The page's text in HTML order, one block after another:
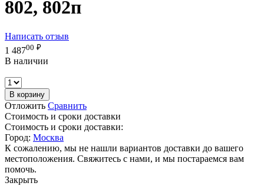
802, 802п
Написать отзыв
1 48700 ₽
В наличии
В корзину
Отложить Сравнить
Стоимость и сроки доставки
Стоимость и сроки доставки:
Город: Москва
К сожалению, мы не нашли вариантов доставки до вашего
местоположения. Свяжитесь с нами, и мы постараемся вам
помочь.
Закрыть